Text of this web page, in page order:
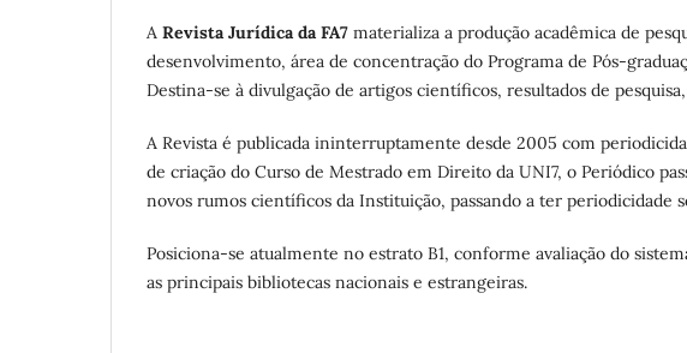
A Revista Jurídica da FA7 materializa a produção acadêmica de
desenvolvimento, área de concentração do Programa de Pós-
Destina-se à divulgação de artigos científicos, resultados de
A Revista é publicada ininterruptamente desde 2005 com
de criação do Curso de Mestrado em Direito da UNI7, o Periódico
novos rumos científicos da Instituição, passando a ter periodicidade
Posiciona-se atualmente no estrato B1, conforme avaliação do
as principais bibliotecas nacionais e estrangeiras.